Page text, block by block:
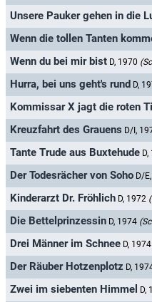
Unsere Pauker gehen in die
Wenn die tollen Tanten
Wenn du bei mir bist D, 1970
Hurra, bei uns geht's rund D,
Kommissar X jagt die roten
Kreuzfahrt des Grauens D/I,
Tante Trude aus Buxtehude D,
Der Todesrächer von Soho D/
Kinderarzt Dr. Fröhlich D, 1972
Die Bettelprinzessin D, 1974
Drei Männer im Schnee D, 1974
Der Räuber Hotzenplotz D,
Zwei im siebenten Himmel D,